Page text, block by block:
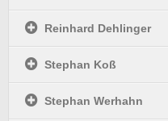
Reinhard Dehlinger
Stephan Koß
Stephan Werhahn